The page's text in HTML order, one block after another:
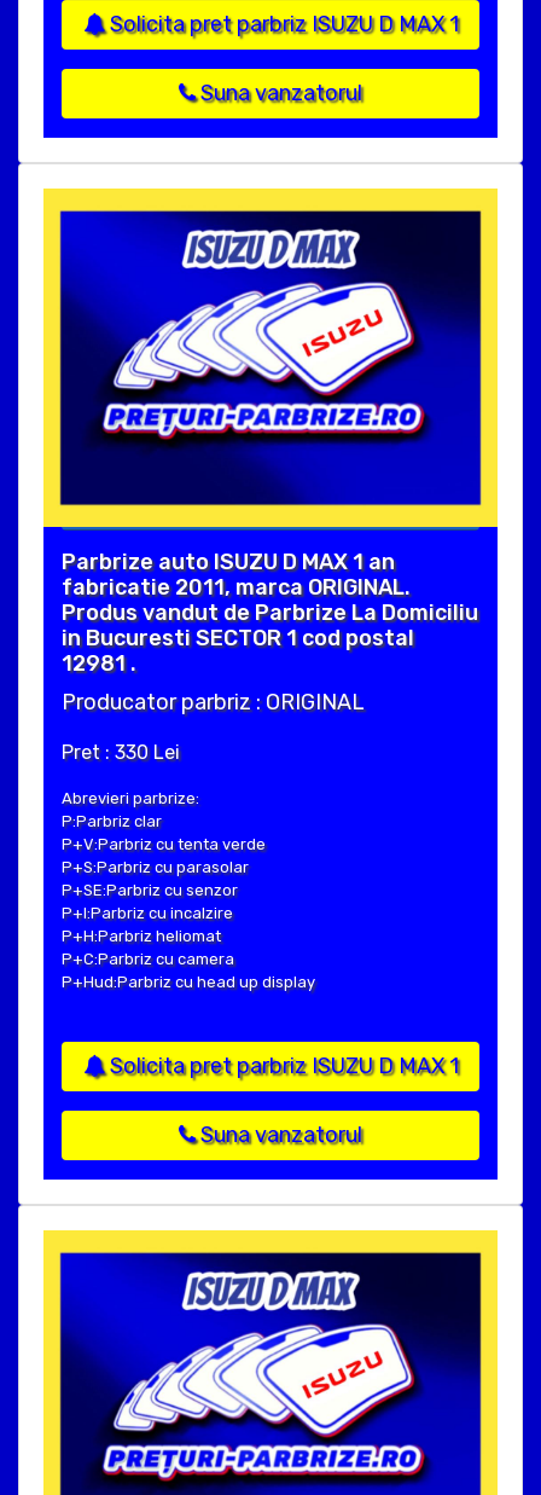
Solicita pret parbriz ISUZU D MAX 1
Suna vanzatorul
Parbrize auto ISUZU D MAX 1 an
fabricatie 2011, marca ORIGINAL.
Produs vandut de Parbrize La Domiciliu
in Bucuresti SECTOR 1 cod postal
12981 .
Producator parbriz : ORIGINAL
Pret : 330 Lei
Abrevieri parbrize:
P:Parbriz clar
P+V:Parbriz cu tenta verde
P+S:Parbriz cu parasolar
P+SE:Parbriz cu senzor
P+I:Parbriz cu incalzire
P+H:Parbriz heliomat
P+C:Parbriz cu camera
P+Hud:Parbriz cu head up display
Solicita pret parbriz ISUZU D MAX 1
Suna vanzatorul